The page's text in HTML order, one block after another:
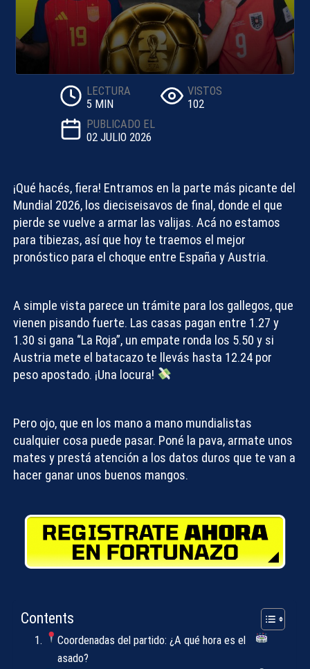
LECTURA
5 MIN
VISTOS
102
PUBLICADO EL
02 JULIO 2026
¡Qué hacés, fiera! Entramos en la parte más picante del
Mundial 2026, los dieciseisavos de final, donde el que
pierde se vuelve a armar las valijas. Acá no estamos
para tibiezas, así que hoy te traemos el mejor
pronóstico para el choque entre España y Austria.
A simple vista parece un trámite para los gallegos, que
vienen pisando fuerte. Las casas pagan entre 1.27 y
1.30 si gana “La Roja”, un empate ronda los 5.50 y si
Austria mete el batacazo te llevás hasta 12.24 por
peso apostado. ¡Una locura!
Pero ojo, que en los mano a mano mundialistas
cualquier cosa puede pasar. Poné la pava, armate unos
mates y prestá atención a los datos duros que te van a
hacer ganar unos buenos mangos.
Contents
Coordenadas del partido: ¿A qué hora es el
asado?